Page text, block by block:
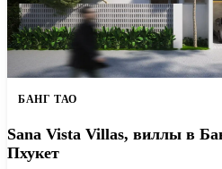
БАНГ ТАО
Sana Vista Villas, виллы в
Пхукет